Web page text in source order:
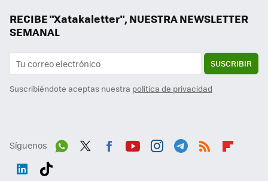
RECIBE "Xatakaletter", NUESTRA NEWSLETTER
SEMANAL
SUSCRIBIR
Suscribiéndote aceptas nuestra política de privacidad
Síguenos